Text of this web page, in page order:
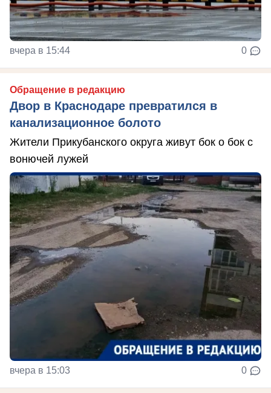
вчера в 15:44 0
Обращение в редакцию
Двор в Краснодаре превратился в
канализационное болото
Жители Прикубанского округа живут бок о бок с
вонючей лужей
вчера в 15:03 0